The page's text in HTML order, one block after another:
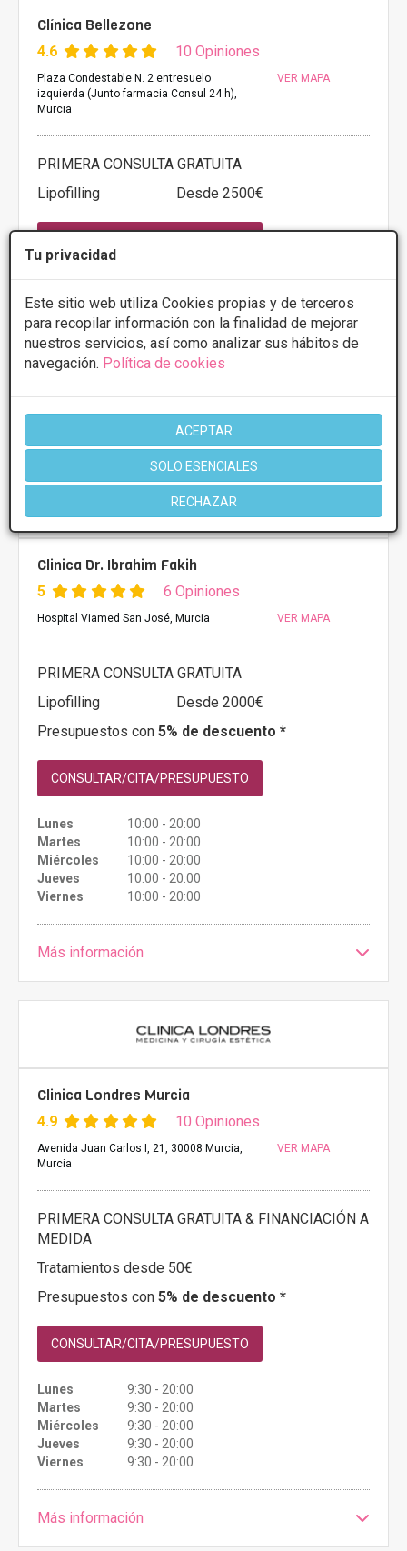
Tu privacidad
Este sitio web utiliza Cookies propias y de terceros
para recopilar información con la finalidad de mejorar
nuestros servicios, así como analizar sus hábitos de
navegación. Política de cookies
ACEPTAR
SOLO ESENCIALES
RECHAZAR
Clínica Bellezone
4.6 10 Opiniones
Plaza Condestable N. 2 entresuelo
izquierda (Junto farmacia Consul 24 h),
Murcia
VER MAPA
PRIMERA CONSULTA GRATUITA
Lipofilling
Desde 2500€
Martes
10:00 - 14:00 16:00 - 20:00
Miércoles
10:00 - 14:00 16:00 - 20:00
Jueves
10:00 - 14:00 16:00 - 20:00
Viernes
10:00 - 14:00 16:00 - 20:00
Más información
Clinica Dr. Ibrahim Fakih
5 6 Opiniones
Hospital Viamed San José, Murcia VER MAPA
PRIMERA CONSULTA GRATUITA
Lipofilling
Desde 2000€
Presupuestos con 5% de descuento *
CONSULTAR/CITA/PRESUPUESTO
Lunes
10:00 - 20:00
Martes
10:00 - 20:00
Miércoles
10:00 - 20:00
Jueves
10:00 - 20:00
Viernes
10:00 - 20:00
Más información
Clinica Londres Murcia
4.9 10 Opiniones
Avenida Juan Carlos I, 21, 30008 Murcia,
Murcia
VER MAPA
PRIMERA CONSULTA GRATUITA & FINANCIACIÓN A
MEDIDA
Tratamientos desde 50€
Presupuestos con 5% de descuento *
CONSULTAR/CITA/PRESUPUESTO
Lunes
9:30 - 20:00
Martes
9:30 - 20:00
Miércoles
9:30 - 20:00
Jueves
9:30 - 20:00
Viernes
9:30 - 20:00
Más información